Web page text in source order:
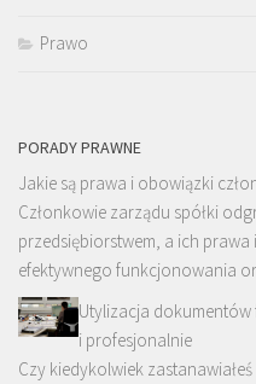
Prawo
PORADY PRAWNE
Jakie są prawa i obowiązki
Członkowie zarządu spółki
przedsiębiorstwem, a ich
efektywnego funkcjonowania
Utylizacja
i profesjonalnie
Czy kiedykolwiek